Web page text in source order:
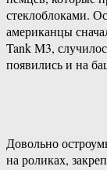
стеклоблоками.
американцы
Tank M3,
появились и на
Довольно
на роликах,